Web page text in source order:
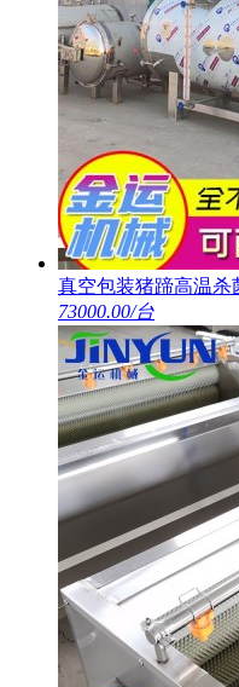
真空包装猪蹄高温杀
73000.00/台